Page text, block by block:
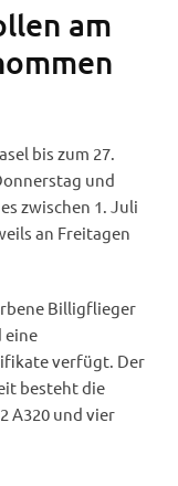
am
bis zum 27.
und
zwischen 1. Juli
an Freitagen
Billigflieger
eine
verfügt. Der
besteht die
A320 und vier